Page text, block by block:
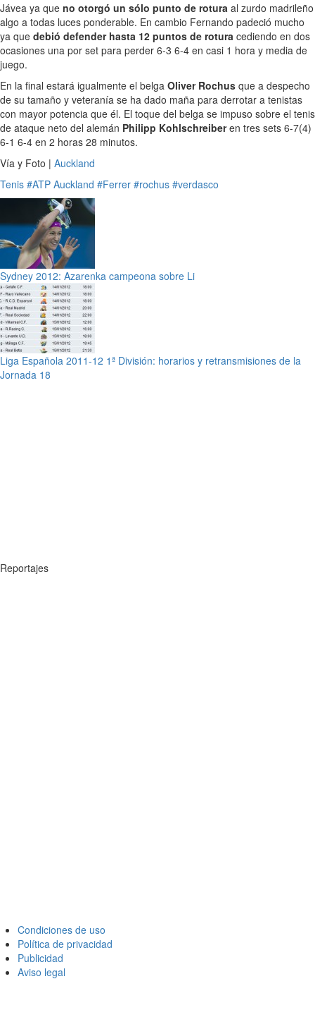
Jávea ya que no otorgó un sólo punto de rotura al zurdo madrileño
algo a todas luces ponderable. En cambio Fernando padeció mucho
ya que debió defender hasta 12 puntos de rotura cediendo en dos
ocasiones una por set para perder 6-3 6-4 en casi 1 hora y media de
juego.
En la final estará igualmente el belga Oliver Rochus que a despecho
de su tamaño y veteranía se ha dado maña para derrotar a tenistas
con mayor potencia que él. El toque del belga se impuso sobre el tenis
de ataque neto del alemán Philipp Kohlschreiberen tres sets 6-7(4)
6-1 6-4 en 2 horas 28 minutos.
Vía y Foto | Auckland
Tenis #ATP Auckland #Ferrer #rochus #verdasco
Sydney 2012: Azarenka campeona sobre Li
Liga Española 2011-12 1ª División: horarios y retransmisiones de la
Jornada 18
Reportajes
Condiciones de uso
Política de privacidad
Publicidad
Aviso legal